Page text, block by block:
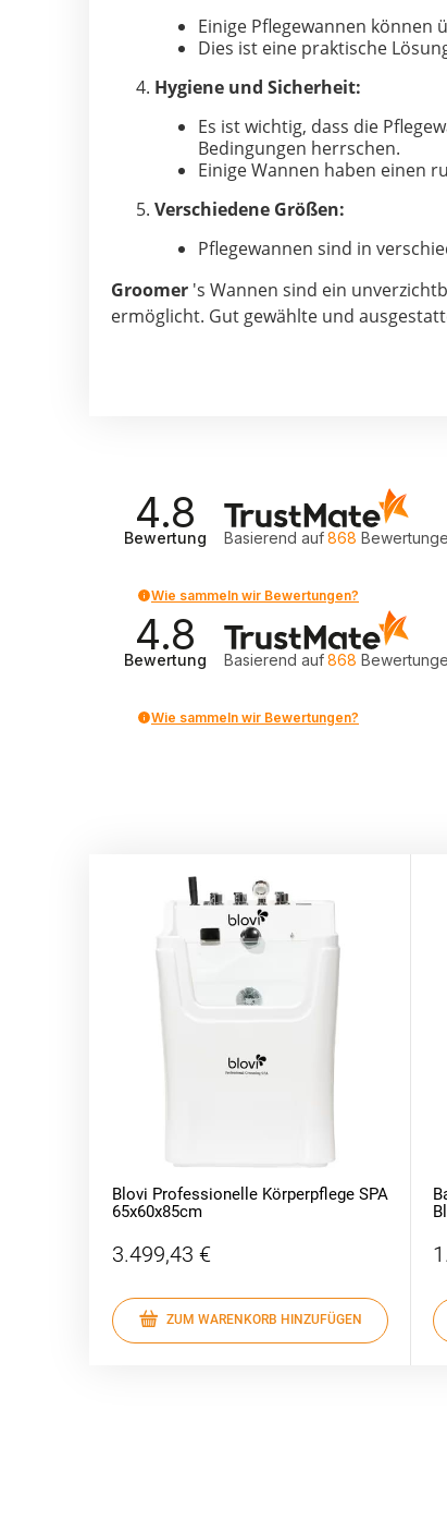
Einige Pflegewannen können
Dies ist eine praktische
Hygiene und Sicherheit:
Es ist wichtig, dass die
Bedingungen herrschen.
Einige Wannen haben einen
Verschiedene Größen:
Pflegewannen sind in
Groomer 's Wannen sind ein
ermöglicht. Gut gewählte und
4.8
Bewertung Basierend auf868
Wie sammeln wir Bewertungen?
4.8
Bewertung Basierend auf868
Wie sammeln wir Bewertungen?
Blovi Professionelle Körperpflege SPA
65x60x85cm
3.499,43 €
ZUM WARENKORB HINZUFÜGEN